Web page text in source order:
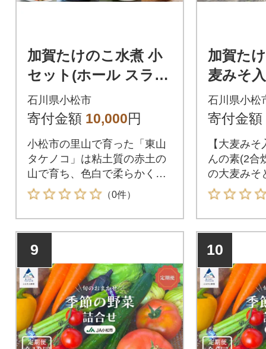
加賀たけのこ水煮 小
セット(ホール スライ
ス) 筍水煮 真空包装
石川県小松市
寄付金額 10,000円
小松市の里山で育った「東山
タケノコ」は粘土質の赤土の
山で育ち、色白で柔らかく甘
みがあり、香り豊かなタケノ
コで知られております。
（0件）
加賀た
麦みそ
ごはん
用)セッ
石川県小松
寄付金額
【大麦み
んの素(2合
の大麦みそ
のこをたっ
豊かに仕上
はんの素」
9 10